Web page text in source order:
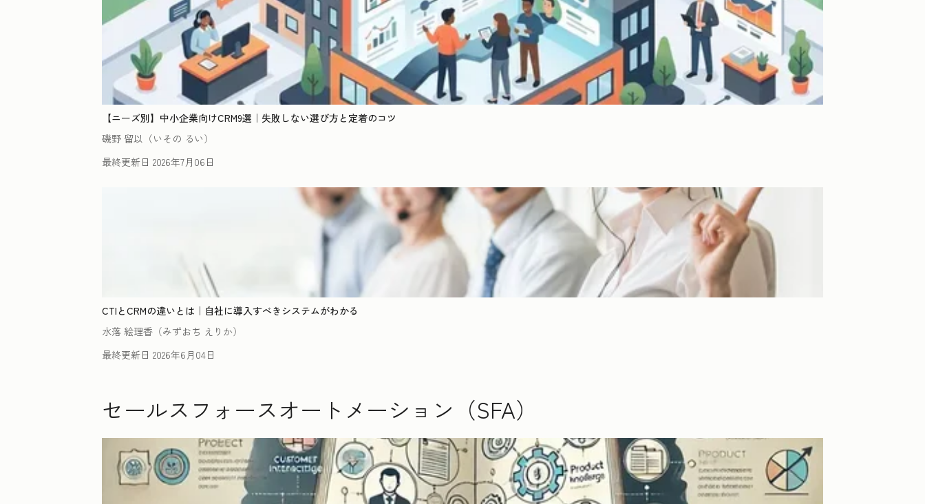
【ニーズ別】中小企業向けCRM9選｜失敗しない選び方と定着のコツ
磯野 留以（いその るい）
最終更新日 2026年7月06日
CTIとCRMの違いとは｜自社に導入すべきシステムがわかる
水落 絵理香（みずおち えりか）
最終更新日 2026年6月04日
セールスフォースオートメーション（SFA）